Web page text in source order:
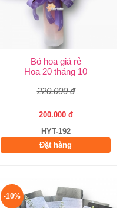
Bó hoa giá rẻ
Hoa 20 tháng 10
220.000 đ
200.000 đ
HYT-192
Đặt hàng
-10%